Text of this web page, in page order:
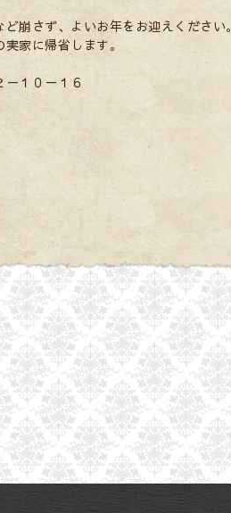
崩さず、よいお年をお迎えください。
家に帰省します。
１０－１６